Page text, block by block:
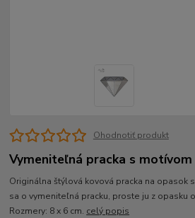
Ohodnotiť produkt
Vymeniteľná pracka s
Originálna štýlová kovová pracka na opasok
sa o vymeniteľná pracku, proste ju z opasku
Rozmery: 8 x 6 cm. celý popis